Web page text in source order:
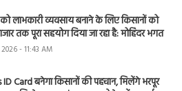
को लाभकारी व्यवसाय बनाने के लिए किसानों को
तक पूरा सहयोग दिया जा रहा है: मोहिंदर भगत
- 11:43 AM
Card बनेगा किसानों की पहचान, मिलेंगे भरपूर